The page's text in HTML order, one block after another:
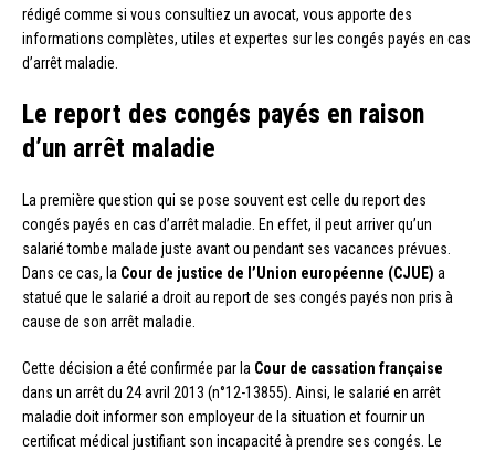
rédigé comme si vous consultiez un avocat, vous apporte des
informations complètes, utiles et expertes sur les congés payés en cas
d’arrêt maladie.
Le report des congés payés en raison
d’un arrêt maladie
La première question qui se pose souvent est celle du report des
congés payés en cas d’arrêt maladie. En effet, il peut arriver qu’un
salarié tombe malade juste avant ou pendant ses vacances prévues.
Dans ce cas, la Cour de justice de l’Union européenne (CJUE) a
statué que le salarié a droit au report de ses congés payés non pris à
cause de son arrêt maladie.
Cette décision a été confirmée par la Cour de cassation française
dans un arrêt du 24 avril 2013 (n°12-13855). Ainsi, le salarié en arrêt
maladie doit informer son employeur de la situation et fournir un
certificat médical justifiant son incapacité à prendre ses congés. Le